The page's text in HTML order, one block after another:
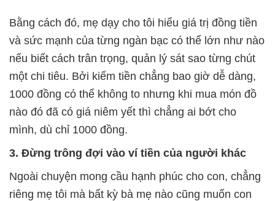
Bằng cách đó, mẹ dạy cho tôi hiểu giá trị đồng tiền
và sức mạnh của từng ngàn bạc có thể lớn như nào
nếu biết cách trân trọng, quản lý sát sao từng chút
một chi tiêu. Bởi kiếm tiền chẳng bao giờ dễ dàng,
1000 đồng có thể không to nhưng khi mua món đồ
nào đó đã có giá niêm yết thì chẳng ai bớt cho
mình, dù chỉ 1000 đồng.
3. Đừng trông đợi vào ví tiền của người khác
Ngoài chuyện mong cầu hạnh phúc cho con, chẳng
riêng mẹ tôi mà bất kỳ bà mẹ nào cũng muốn con